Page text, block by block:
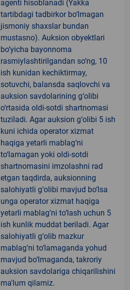
agenti hisoblanadi (Yakka
tartibdagi tadbirkor bo‘lmagan
jismoniy shaxslar bundan
mustasno). Auksion obyektlari
bo‘yicha bayonnoma
rasmiylashtirilgandan so‘ng, 10
ish kunidan kechiktirmay,
sotuvchi, balansda saqlovchi va
auksion savdolarining g‘olibi
o‘rtasida oldi-sotdi shartnomasi
tuziladi. Agar auksion g‘olibi 5 ish
kuni ichida operator xizmat
haqiga yetarli mablag‘ni
to‘lamagan yoki oldi-sotdi
shartnomasini imzolashni rad
etgan taqdirda, auksionning
salohiyatli g‘olibi mavjud bo‘lsa
unga operator xizmat haqiga
yetarli mablag‘ni to‘lash uchun 5
ish kunlik muddat beriladi. Agar
salohiyatli g‘olib mazkur
mablag‘ni to‘lamaganda yohud
mavjud bo‘lmaganda, takroriy
auksion savdolariga chiqarilishini
ma'lum qilamiz.